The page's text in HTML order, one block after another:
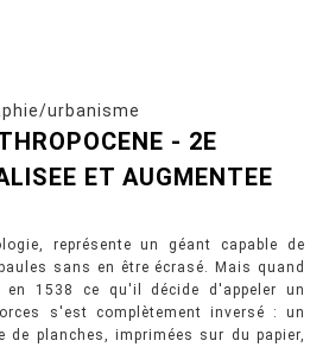
urbanisme
- 2E
ET AUGMENTEE
représente un géant capable de
sans en être écrasé. Mais quand
en 1538 ce qu'il décide d'appeler un
s'est complètement inversé : un
de planches, imprimées sur du papier,